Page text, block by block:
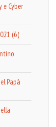
e Cyber
(6)
Papà